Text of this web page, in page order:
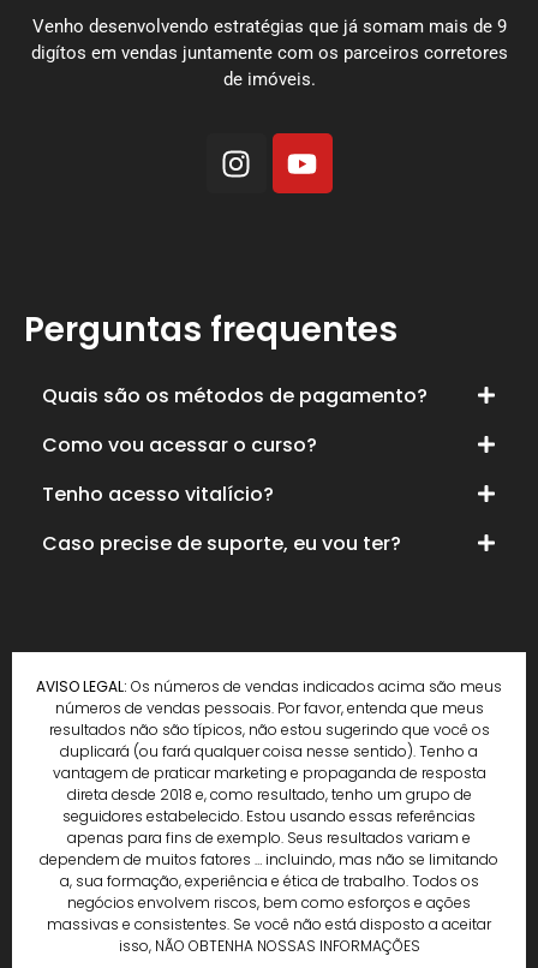
Venho desenvolvendo estratégias que já somam mais de 9
digítos em vendas juntamente com os parceiros corretores
de imóveis.
Perguntas frequentes
Quais são os métodos de pagamento?
Como vou acessar o curso?
Tenho acesso vitalício?
Caso precise de suporte, eu vou ter?
AVISO LEGAL: Os números de vendas indicados acima são meus
números de vendas pessoais. Por favor, entenda que meus
resultados não são típicos, não estou sugerindo que você os
duplicará (ou fará qualquer coisa nesse sentido). Tenho a
vantagem de praticar marketing e propaganda de resposta
direta desde 2018 e, como resultado, tenho um grupo de
seguidores estabelecido. Estou usando essas referências
apenas para fins de exemplo. Seus resultados variam e
dependem de muitos fatores … incluindo, mas não se limitando
a, sua formação, experiência e ética de trabalho. Todos os
negócios envolvem riscos, bem como esforços e ações
massivas e consistentes. Se você não está disposto a aceitar
isso, NÃO OBTENHA NOSSAS INFORMAÇÕES